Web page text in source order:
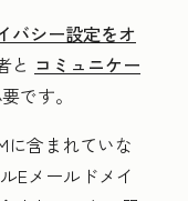
バシー設定をオ
と コミュニケー
です。
に含まれていな
Eメールドメイ